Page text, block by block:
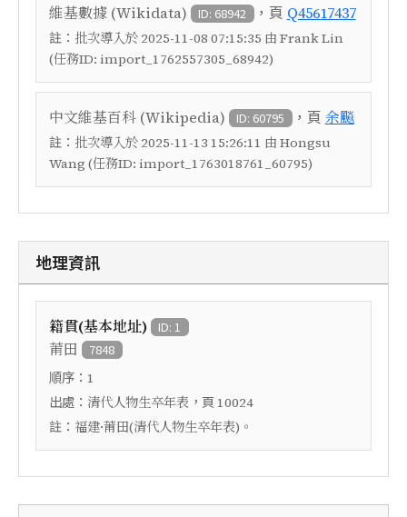
維基數據 (Wikidata) ID: 68942 ，頁 Q45617437
註： 批次導入於 2025-11-08 07:15:35 由 Frank Lin
(任務ID: import_1762557305_68942)
中文維基百科 (Wikipedia) ID: 60795 ，頁 余飈
註： 批次導入於 2025-11-13 15:26:11 由 Hongsu
Wang (任務ID: import_1763018761_60795)
地理資訊
籍貫(基本地址) ID: 1
莆田 7848
順序： 1
出處： 清代人物生卒年表 ，頁 10024
註： 福建·莆田(清代人物生卒年表)。